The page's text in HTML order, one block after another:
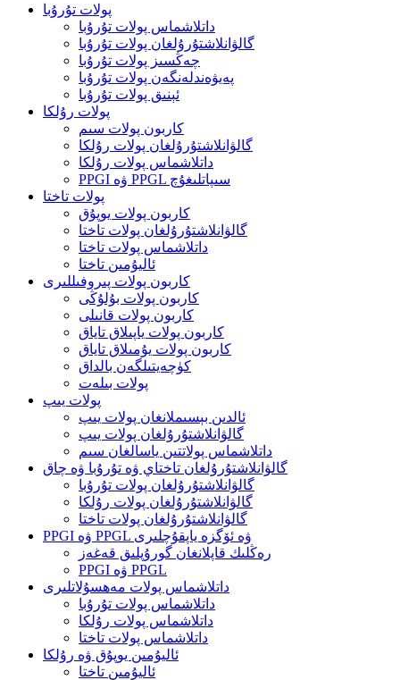
پولات تۇرۇبا
داتلاشماس پولات تۇرۇبا
گالۋانلاشتۇرۇلغان پولات تۇرۇبا
چەڭسىز پولات تۇرۇبا
پەيۋەندلەنگەن پولات تۇرۇبا
ئېنىق پولات تۇرۇبا
پولات رۇلكا
كاربون پولات سىم
گالۋانلاشتۇرۇلغان پولات رۇلكا
داتلاشماس پولات رۇلكا
PPGI ۋە PPGL سىپاتلىغۇچ
پولات تاختا
كاربون پولات يوپۇق
گالۋانلاشتۇرۇلغان پولات تاختا
داتلاشماس پولات تاختا
ئاليۇمىن تاختا
كاربون پولات پىروفىللىرى
كاربون پولات بۇلۇڭى
كاربون پولات قانىلى
كاربون پولات ياپىلاق تاياق
كاربون پولات يۇمىلاق تاياق
كۈچەيتىلگەن بالداق
پولات بىلەت
پولات يىپ
ئالدىن بېسىملانغان پولات يىپ
گالۋانلاشتۇرۇلغان پولات يىپ
داتلاشماس پولاتتىن ياسالغان سىم
گالۋانلاشتۇرۇلغان تاختاي ۋە تۇرۇبا ۋە چاق
گالۋانلاشتۇرۇلغان پولات تۇرۇبا
گالۋانلاشتۇرۇلغان پولات رۇلكا
گالۋانلاشتۇرۇلغان پولات تاختا
PPGI ۋە PPGL ۋە ئۆگزە ياپقۇچلىرى
رەڭلىك قاپلانغان گورۇپلىق قەغەز
PPGI ۋە PPGL
داتلاشماس پولات مەھسۇلاتلىرى
داتلاشماس پولات تۇرۇبا
داتلاشماس پولات رۇلكا
داتلاشماس پولات تاختا
ئاليۇمىن يوپۇق ۋە رۇلكا
ئاليۇمىن تاختا